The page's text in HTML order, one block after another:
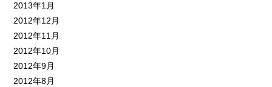
2013年1月
2012年12月
2012年11月
2012年10月
2012年9月
2012年8月